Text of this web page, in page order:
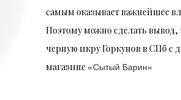
самым оказывает важнейшее
Поэтому можно сделать вывод,
черную икру Горкунов в СПб с
магазине «Сытый Барин»